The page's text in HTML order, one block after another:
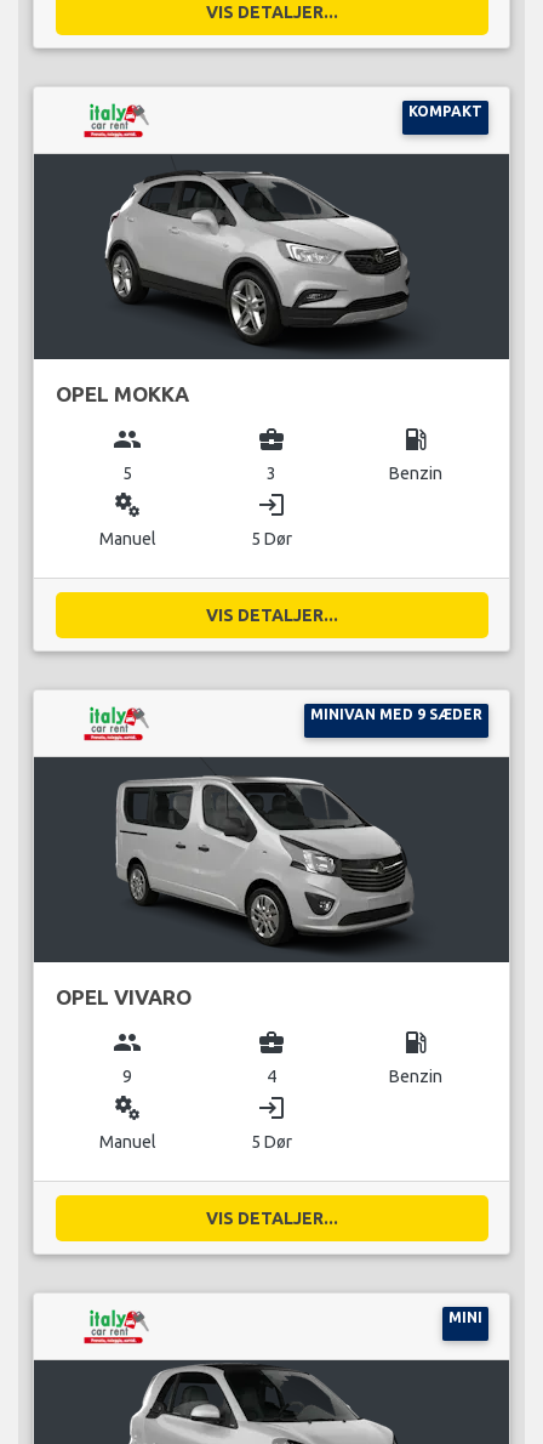
VIS DETALJER...
KOMPAKT
OPEL MOKKA
group
5
business_center
3
local_gas_station
Benzin
miscellaneous_services
Manuel
login
5 Dør
VIS DETALJER...
MINIVAN MED 9 SÆDER
OPEL VIVARO
group
9
business_center
4
local_gas_station
Benzin
miscellaneous_services
Manuel
login
5 Dør
VIS DETALJER...
MINI